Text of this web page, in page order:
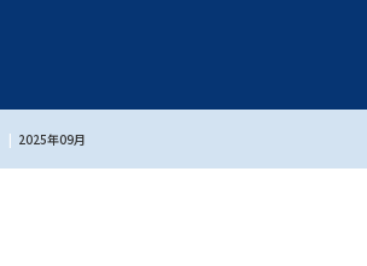
2025年09月